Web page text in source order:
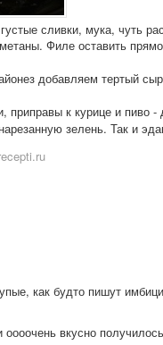
сливки, мука, чуть
Филе оставить
добавляем тертый
к курице и пиво -
зелень. Так и
как будто пишут
вкусно